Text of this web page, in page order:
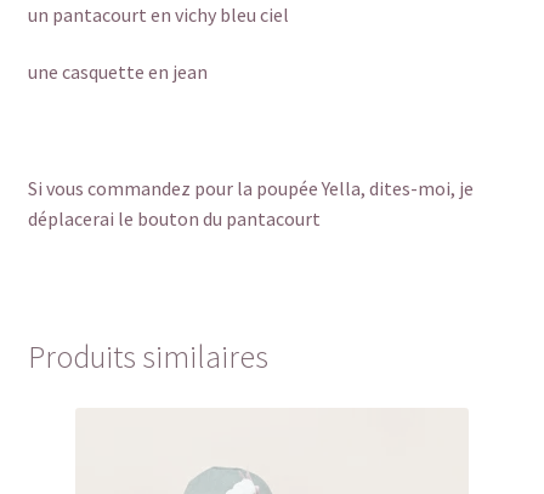
un pantacourt en vichy bleu ciel
une casquette en jean
Si vous commandez pour la poupée Yella, dites-moi, je
déplacerai le bouton du pantacourt
Produits similaires